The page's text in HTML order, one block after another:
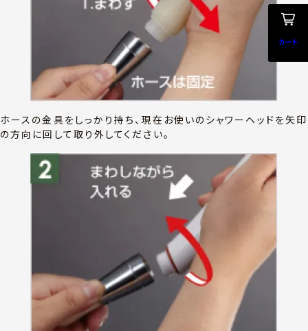
ホースの金具をしっかり持ち、現在お使いのシャワーヘッドを矢印
の方向に回して取り外してください。
カート